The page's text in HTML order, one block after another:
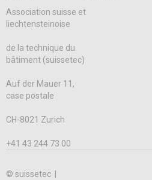
Association suisse et
liechtensteinoise
de la technique du
bâtiment (suissetec)
Auf der Mauer 11,
case postale
CH-8021 Zurich
+41 43 244 73 00
© suissetec |